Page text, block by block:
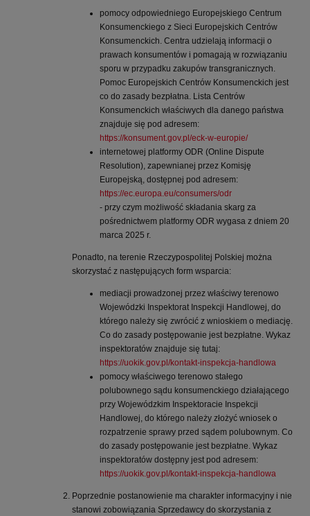
pomocy odpowiedniego Europejskiego Centrum
Konsumenckiego z Sieci Europejskich Centrów
Konsumenckich. Centra udzielają informacji o
prawach konsumentów i pomagają w rozwiązaniu
sporu w przypadku zakupów transgranicznych.
Pomoc Europejskich Centrów Konsumenckich jest
co do zasady bezpłatna. Lista Centrów
Konsumenckich właściwych dla danego państwa
znajduje się pod adresem:
https://konsument.gov.pl/eck-w-europie/
internetowej platformy ODR (Online Dispute
Resolution), zapewnianej przez Komisję
Europejską, dostępnej pod adresem:
https://ec.europa.eu/consumers/odr
- przy czym możliwość składania skarg za
pośrednictwem platformy ODR wygasa z dniem 20
marca 2025 r.
Ponadto, na terenie Rzeczypospolitej Polskiej można
skorzystać z następujących form wsparcia:
mediacji prowadzonej przez właściwy terenowo
Wojewódzki Inspektorat Inspekcji Handlowej, do
którego należy się zwrócić z wnioskiem o mediację.
Co do zasady postępowanie jest bezpłatne. Wykaz
inspektoratów znajduje się tutaj:
https://uokik.gov.pl/kontakt-inspekcja-handlowa
pomocy właściwego terenowo stałego
polubownego sądu konsumenckiego działającego
przy Wojewódzkim Inspektoracie Inspekcji
Handlowej, do którego należy złożyć wniosek o
rozpatrzenie sprawy przed sądem polubownym. Co
do zasady postępowanie jest bezpłatne. Wykaz
inspektoratów dostępny jest pod adresem:
https://uokik.gov.pl/kontakt-inspekcja-handlowa
Poprzednie postanowienie ma charakter informacyjny i nie
stanowi zobowiązania Sprzedawcy do skorzystania z